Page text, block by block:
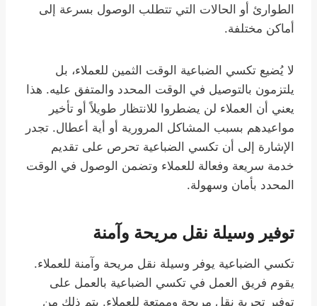
الطوارئ أو الحالات التي تتطلب الوصول بسرعة إلى
أماكن مختلفة.
لا يُضيع تكسي الضباعية الوقت الثمين للعملاء، بل
يلتزمون بالتوصيل في الوقت المحدد والمتفق عليه. هذا
يعني أن العملاء لن يضطروا للانتظار طويلاً أو تأخير
مواعيدهم بسبب المشاكل المرورية أو أية أعطال. تجدر
الإشارة إلى أن تكسي الضباعية تحرص على تقديم
خدمة سريعة وفعالة للعملاء وتضمن الوصول في الوقت
المحدد بأمان وسهولة.
توفير وسيلة نقل مريحة وآمنة
تكسي الضباعية يوفر وسيلة نقل مريحة وآمنة للعملاء.
يقوم فريق العمل في تكسي الضباعية بالعمل على
توفير تجربة نقل مريحة وممتعة للعملاء. يتم ذلك من